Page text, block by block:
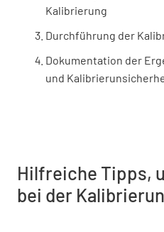
Kalibrierung
Durchführung der
Dokumentation der
und
Hilfreiche Tipps,
bei der